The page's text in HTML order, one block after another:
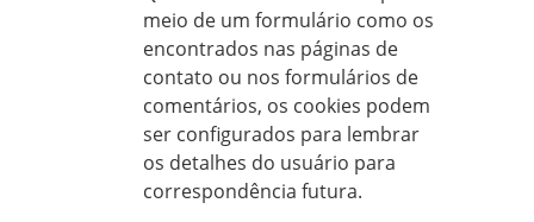
meio de um formulário como os
encontrados nas páginas de
contato ou nos formulários de
comentários, os cookies podem
ser configurados para lembrar
os detalhes do usuário para
correspondência futura.